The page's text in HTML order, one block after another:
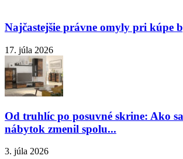
Najčastejšie právne omyly pri kúpe
17. júla 2026
Od truhlíc po posuvné skrine: Ako
nábytok zmenil spolu...
3. júla 2026